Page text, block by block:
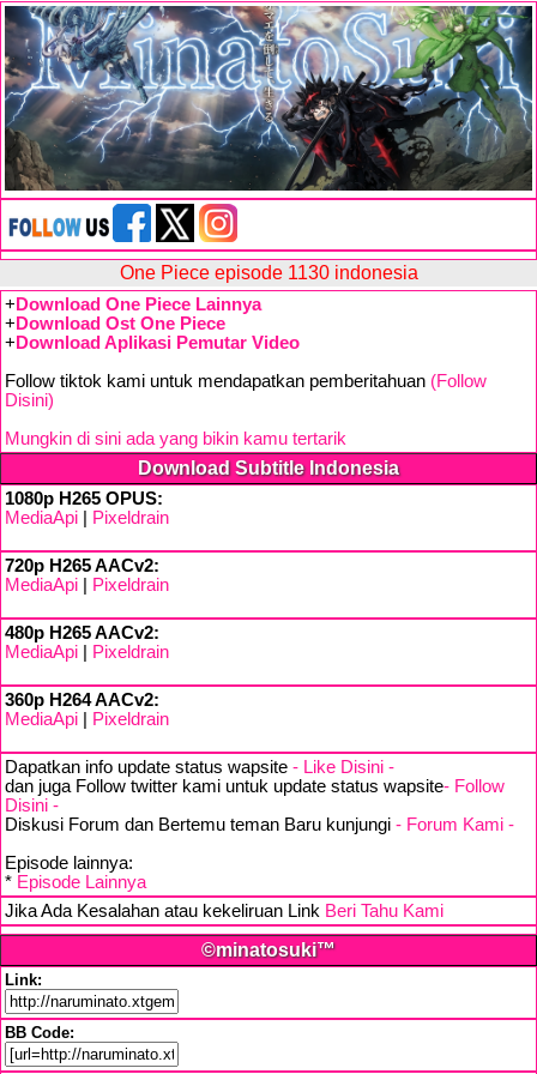
One Piece episode 1130 indonesia
+ Download One Piece Lainnya
+ Download Ost One Piece
+ Download Aplikasi Pemutar Video
Follow tiktok kami untuk mendapatkan pemberitahuan (Follow
Disini)
Mungkin di sini ada yang bikin kamu tertarik
Download Subtitle Indonesia
1080p H265 OPUS:
MediaApi
Pixeldrain
720p H265 AACv2:
MediaApi
Pixeldrain
480p H265 AACv2:
MediaApi
Pixeldrain
360p H264 AACv2:
MediaApi
Pixeldrain
Dapatkan info update status wapsite - Like Disini -
dan juga Follow twitter kami untuk update status wapsite- Follow
Disini -
Diskusi Forum dan Bertemu teman Baru kunjungi - Forum Kami -
Episode lainnya:
* Episode Lainnya
Jika Ada Kesalahan atau kekeliruan Link Beri Tahu Kami
©minatosuki™
Link:
BB Code: